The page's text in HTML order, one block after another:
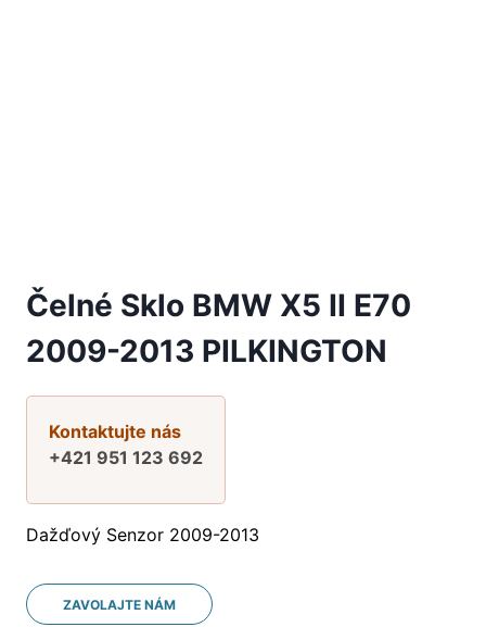
Čelné Sklo BMW X5 II E70
2009-2013 PILKINGTON
Kontaktujte nás
+421 951 123 692
Dažďový Senzor 2009-2013
ZAVOLAJTE NÁM